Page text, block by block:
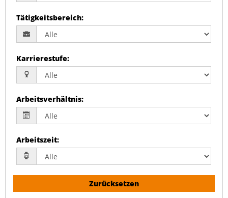
Tätigkeitsbereich:
Karrierestufe:
Arbeitsverhältnis:
Arbeitszeit:
Zurücksetzen